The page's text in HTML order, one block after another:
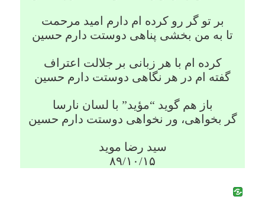
بر تو گر رو کرده ام دارم امید مرحمت
تا به من بخشی پناهی دوستت دارم حسین
کرده ام با هر زبانی بر جلالت اعتراف
گفته ام در هر نگاهی دوستت دارم حسین
باز هم گوید “مؤید” با لسان نارسا
گر بخواهی، ور نخواهی دوستت دارم حسین
سید رضا موید
۸۹/۱۰/۱۵